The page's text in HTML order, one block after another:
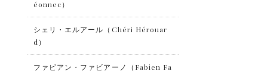
éonnec）
シェリ・エルアール（Chéri Hérouar
d）
ファビアン・ファビアーノ（Fabien Fa